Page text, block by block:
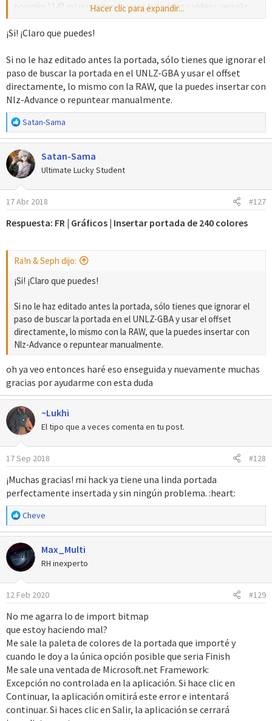
posición 1143 asi que mirando unos tutoriales y videos versekr
NUPSvolver esa rom limpia un parche para asi colocarlo en la rom
los pkm ahora leyendo lo que me dices obviamente veo que es
mala idea por lo que mi pregunta seria que puedo hacer para
poner la portada en una base ya editada en este caso es la ya
mencionada fire red 807
una disculpa por la biblia pero creo me explique un poco mas a
fondo
Hacer clic para expandir...
¡Si! ¡Claro que puedes!
Si no le haz editado antes la portada, sólo tienes que ignorar el
paso de buscar la portada en el UNLZ-GBA y usar el offset
directamente, lo mismo con la RAW, que la puedes insertar con
Nlz-Advance o repuntear manualmente.
R
e
a
c
c
i
o
n
s
Satan-Sama
Satan-Sama
Ultimate Lucky Student
17 Abr 2018 #127
Respuesta: FR | Gráficos | Insertar portada de 240 colores
Ra!n & Seph dijo:
¡Si! ¡Claro que puedes!
Si no le haz editado antes la portada, sólo tienes que ignorar el
paso de buscar la portada en el UNLZ-GBA y usar el offset
directamente, lo mismo con la RAW, que la puedes insertar con
Nlz-Advance o repuntear manualmente.
oh ya veo entonces haré eso enseguida y nuevamente muchas
gracias por ayudarme con esta duda
~Lukhi
El tipo que a veces comenta en tu post.
17 Sep 2018 #128
¡Muchas gracias! mi hack ya tiene una linda portada
perfectamente insertada y sin ningún problema. :heart:
R
e
a
c
c
i
o
n
s
:
Cheve
Max_Multi
RH inexperto
12 Feb 2020 #129
No me agarra lo de import bitmap
que estoy haciendo mal?
Me sale la paleta de colores de la portada que importé y
cuando le doy a la única opción posible que seria Finish
Me sale una ventada de Microsoft.net Framework:
Excepción no controlada en la aplicación. Si hace clic en
Continuar, la aplicación omitirá este error e intentará
continuar. Si haces clic en Salir, la aplicación se cerrará